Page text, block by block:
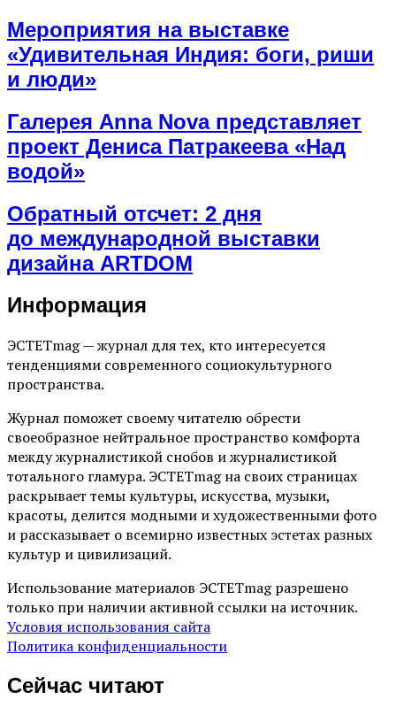
Мероприятия на выставке
«Удивительная Индия: боги, риши
и люди»
Галерея Anna Nova представляет
проект Дениса Патракеева «Над
водой»
Обратный отсчет: 2 дня
до международной выставки
дизайна ARTDOM
Информация
ЭСТЕТmag — журнал для тех, кто интересуется
тенденциями современного социокультурного
пространства.
Журнал поможет своему читателю обрести
своеобразное нейтральное пространство комфорта
между журналистикой снобов и журналистикой
тотального гламура. ЭСТЕТmag на своих страницах
раскрывает темы культуры, искусства, музыки,
красоты, делится модными и художественными фото
и рассказывает о всемирно известных эстетах разных
культур и цивилизаций.
Использование материалов ЭСТЕТmag разрешено
только при наличии активной ссылки на источник.
Условия использования сайта
Политика конфиденциальности
Сейчас читают